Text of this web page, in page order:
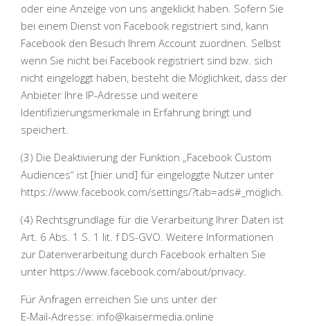
oder eine Anzeige von uns angeklickt haben. Sofern Sie
bei einem Dienst von Facebook registriert sind, kann
Facebook den Besuch Ihrem Account zuordnen. Selbst
wenn Sie nicht bei Facebook registriert sind bzw. sich
nicht eingeloggt haben, besteht die Möglichkeit, dass der
Anbieter Ihre IP-Adresse und weitere
Identifizierungsmerkmale in Erfahrung bringt und
speichert.
(3) Die Deaktivierung der Funktion „Facebook Custom
Audiences“ ist [hier und] für eingeloggte Nutzer unter
https://www.facebook.com/settings/?tab=ads#_möglich.
(4) Rechtsgrundlage für die Verarbeitung Ihrer Daten ist
Art. 6 Abs. 1 S. 1 lit. f DS-GVO. Weitere Informationen
zur Datenverarbeitung durch Facebook erhalten Sie
unter https://www.facebook.com/about/privacy.
Für Anfragen erreichen Sie uns unter der
E-Mail-Adresse: info@kaisermedia.online